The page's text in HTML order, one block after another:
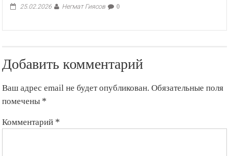
25.02.2026 Негмат Гиясов 0
Добавить комментарий
Ваш адрес email не будет опубликован. Обязательные поля
помечены *
Комментарий *